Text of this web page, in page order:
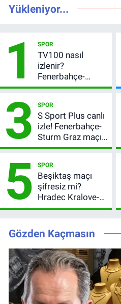
Yükleniyor...
1 SPOR
TV100 nasıl
izlenir?
Fenerbahçe-
Sturm Graz maçı
bilgileri
3 SPOR
S Sport Plus canlı
izle! Fenerbahçe-
Sturm Graz maçı
nasıl izlenir?
5 SPOR
Beşiktaş maçı
şifresiz mi?
Hradec Kralove-
Beşiktaş hangi
kaçta?
Gözden Kaçmasın